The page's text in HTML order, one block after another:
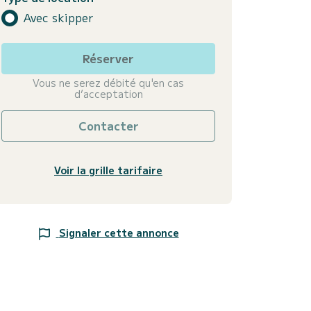
Avec skipper
Réserver
Vous ne serez débité qu'en cas
d’acceptation
Contacter
Voir la grille tarifaire
Signaler cette annonce